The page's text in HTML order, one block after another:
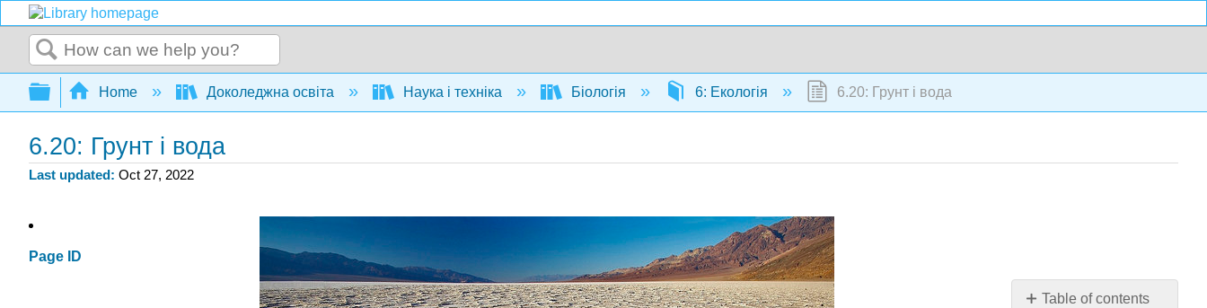
Search
Expand/collapse global hierarchy
Home Доколеджна освіта Наука і техніка Біологія 6: Екологія 6.20: Грунт і вода
6.20: Грунт і вода
Last updated Oct 27, 2022
Page ID
Table of contents